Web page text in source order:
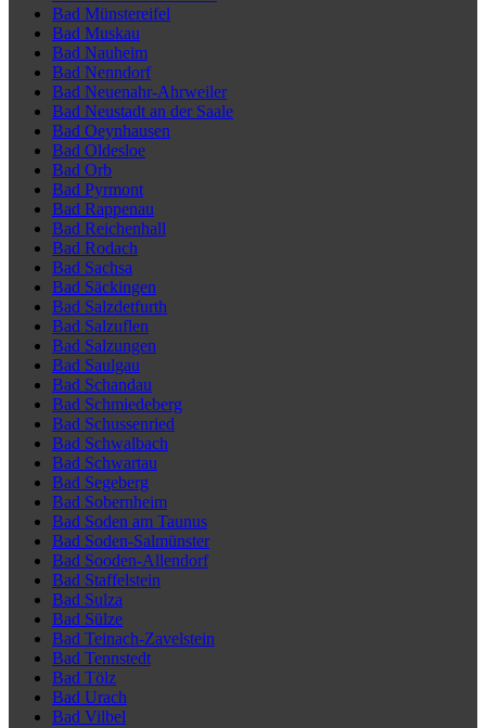
Bad Münstereifel
Bad Muskau
Bad Nauheim
Bad Nenndorf
Bad Neuenahr-Ahrweiler
Bad Neustadt an der Saale
Bad Oeynhausen
Bad Oldesloe
Bad Orb
Bad Pyrmont
Bad Rappenau
Bad Reichenhall
Bad Rodach
Bad Sachsa
Bad Säckingen
Bad Salzdetfurth
Bad Salzuflen
Bad Salzungen
Bad Saulgau
Bad Schandau
Bad Schmiedeberg
Bad Schussenried
Bad Schwalbach
Bad Schwartau
Bad Segeberg
Bad Sobernheim
Bad Soden am Taunus
Bad Soden-Salmünster
Bad Sooden-Allendorf
Bad Staffelstein
Bad Sulza
Bad Sülze
Bad Teinach-Zavelstein
Bad Tennstedt
Bad Tölz
Bad Urach
Bad Vilbel